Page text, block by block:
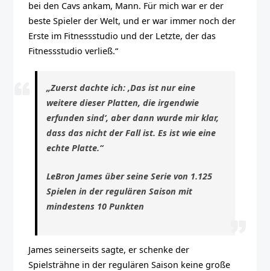
bei den Cavs ankam, Mann. Für mich war er der
beste Spieler der Welt, und er war immer noch der
Erste im Fitnessstudio und der Letzte, der das
Fitnessstudio verließ.“
„Zuerst dachte ich: ‚Das ist nur eine
weitere dieser Platten, die irgendwie
erfunden sind‘, aber dann wurde mir klar,
dass das nicht der Fall ist. Es ist wie eine
echte Platte.“
LeBron James über seine Serie von 1.125
Spielen in der regulären Saison mit
mindestens 10 Punkten
James seinerseits sagte, er schenke der
Spielsträhne in der regulären Saison keine große